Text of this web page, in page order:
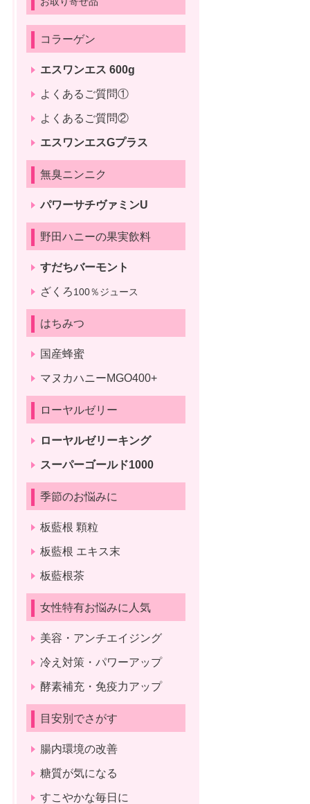
コラーゲン
エスワンエス 600g
よくあるご質問①
よくあるご質問②
エスワンエスGプラス
無臭ニンニク
パワーサチヴァミンU
野田ハニーの果実飲料
すだちバーモント
ざくろ100％ジュース
はちみつ
国産蜂蜜
マヌカハニーMGO400+
ローヤルゼリー
ローヤルゼリーキング
スーパーゴールド1000
季節のお悩みに
板藍根 顆粒
板藍根 エキス末
板藍根茶
女性特有お悩みに人気
美容・アンチエイジング
冷え対策・パワーアップ
酵素補充・免疫力アップ
目安別でさがす
腸内環境の改善
糖質が気になる
すこやかな毎日に